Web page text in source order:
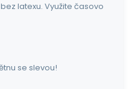
latexu. Využite časovo
se slevou!